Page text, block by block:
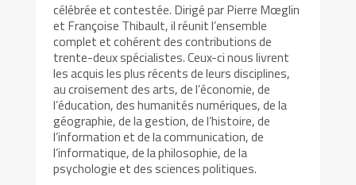
célébrée et contestée. Dirigé par Pierre Mœglin
et Françoise Thibault, il réunit l’ensemble
complet et cohérent des contributions de
trente-deux spécialistes. Ceux-ci nous livrent
les acquis les plus récents de leurs disciplines,
au croisement des arts, de l’économie, de
l’éducation, des humanités numériques, de la
géographie, de la gestion, de l’histoire, de
l’information et de la communication, de
l’informatique, de la philosophie, de la
psychologie et des sciences politiques.